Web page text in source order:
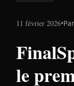
11 février 2026•Par
le